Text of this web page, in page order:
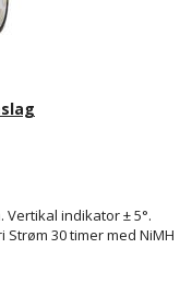
Vertikal indikator ± 5°.
30 timer med NiMH